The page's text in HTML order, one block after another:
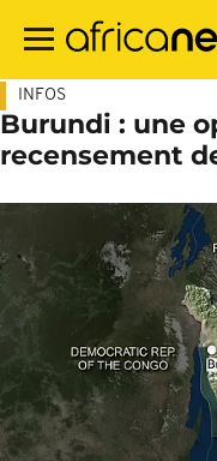
contenu
INFOS
Burundi : une
recensement